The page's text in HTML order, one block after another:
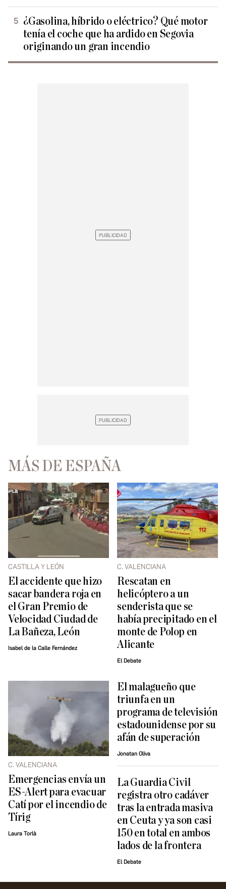
¿Gasolina, híbrido o eléctrico? Qué motor
tenía el coche que ha ardido en Segovia
originando un gran incendio
MÁS DE ESPAÑA
CASTILLA Y LEÓN
El accidente que hizo
sacar bandera roja en
el Gran Premio de
Velocidad Ciudad de
La Bañeza, León
Isabel de la Calle Fernández
C. VALENCIANA
Rescatan en
helicóptero a un
senderista que se
había precipitado en el
monte de Polop en
Alicante
El Debate
C. VALENCIANA
Emergencias envía un
ES-Alert para evacuar
Catí por el incendio de
Tírig
Laura Torlà
El malagueño que
triunfa en un
programa de televisión
estadounidense por su
afán de superación
Jonatan Oliva
La Guardia Civil
registra otro cadáver
tras la entrada masiva
en Ceuta y ya son casi
150 en total en ambos
lados de la frontera
El Debate